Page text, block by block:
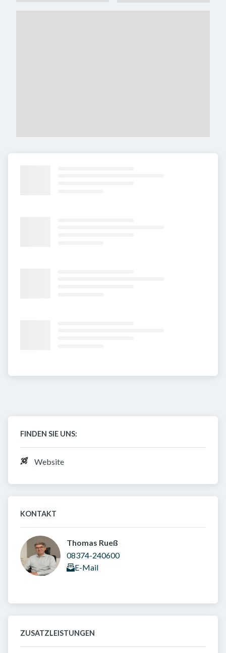
FINDEN SIE UNS:
Website
KONTAKT
Thomas Rueß
08374-240600
E-Mail
ZUSATZLEISTUNGEN